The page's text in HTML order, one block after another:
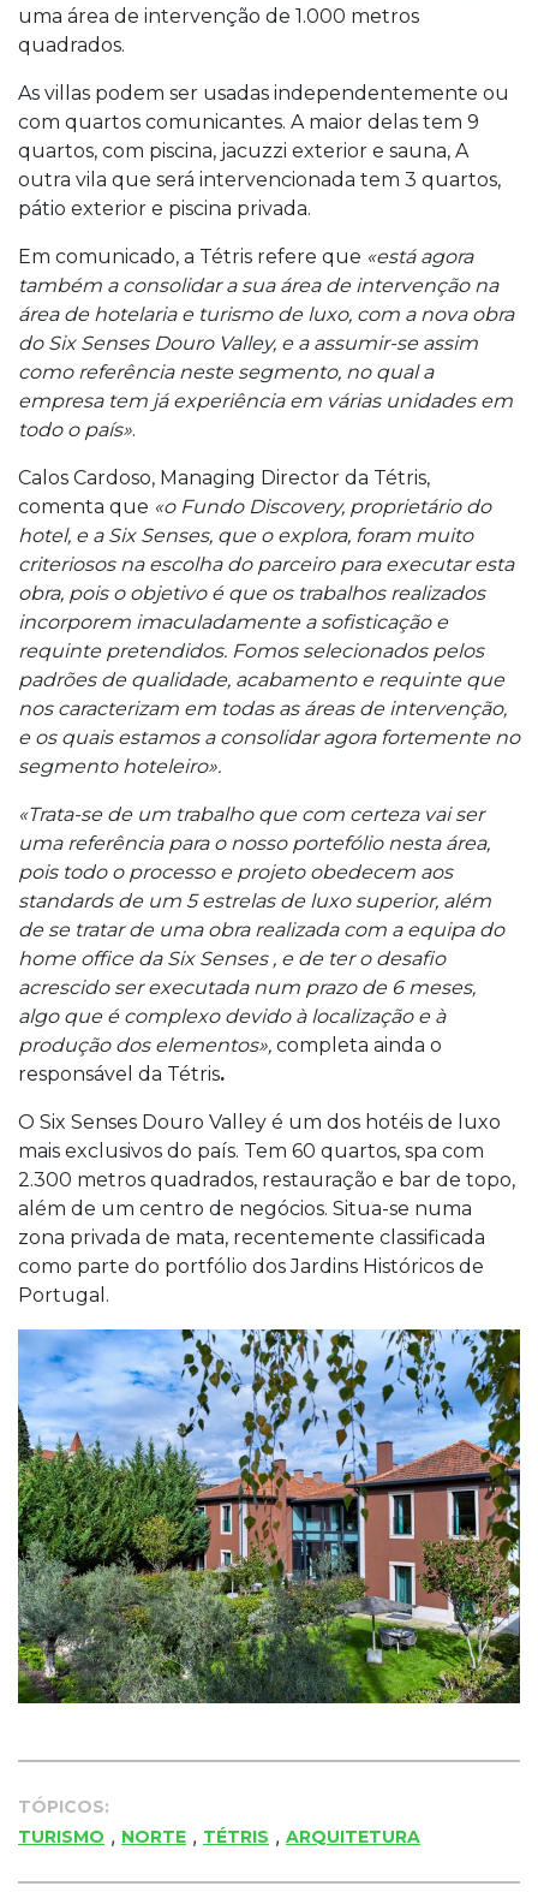
uma área de intervenção de 1.000 metros
quadrados.
As villas podem ser usadas independentemente ou
com quartos comunicantes. A maior delas tem 9
quartos, com piscina, jacuzzi exterior e sauna, A
outra vila que será intervencionada tem 3 quartos,
pátio exterior e piscina privada.
Em comunicado, a Tétris refere que «está agora
também a consolidar a sua área de intervenção na
área de hotelaria e turismo de luxo, com a nova obra
do Six Senses Douro Valley, e a assumir-se assim
como referência neste segmento, no qual a
empresa tem já experiência em várias unidades em
todo o país».
Calos Cardoso, Managing Director da Tétris,
comenta que «o Fundo Discovery, proprietário do
hotel, e a Six Senses, que o explora, foram muito
criteriosos na escolha do parceiro para executar esta
obra, pois o objetivo é que os trabalhos realizados
incorporem imaculadamente a sofisticação e
requinte pretendidos. Fomos selecionados pelos
padrões de qualidade, acabamento e requinte que
nos caracterizam em todas as áreas de intervenção,
e os quais estamos a consolidar agora fortemente no
segmento hoteleiro».
«Trata-se de um trabalho que com certeza vai ser
uma referência para o nosso portefólio nesta área,
pois todo o processo e projeto obedecem aos
standards de um 5 estrelas de luxo superior, além
de se tratar de uma obra realizada com a equipa do
home office da Six Senses , e de ter o desafio
acrescido ser executada num prazo de 6 meses,
algo que é complexo devido à localização e à
produção dos elementos», completa ainda o
responsável da Tétris.
O Six Senses Douro Valley é um dos hotéis de luxo
mais exclusivos do país. Tem 60 quartos, spa com
2.300 metros quadrados, restauração e bar de topo,
além de um centro de negócios. Situa-se numa
zona privada de mata, recentemente classificada
como parte do portfólio dos Jardins Históricos de
Portugal.
TÓPICOS:
TURISMO , NORTE , TÉTRIS , ARQUITETURA